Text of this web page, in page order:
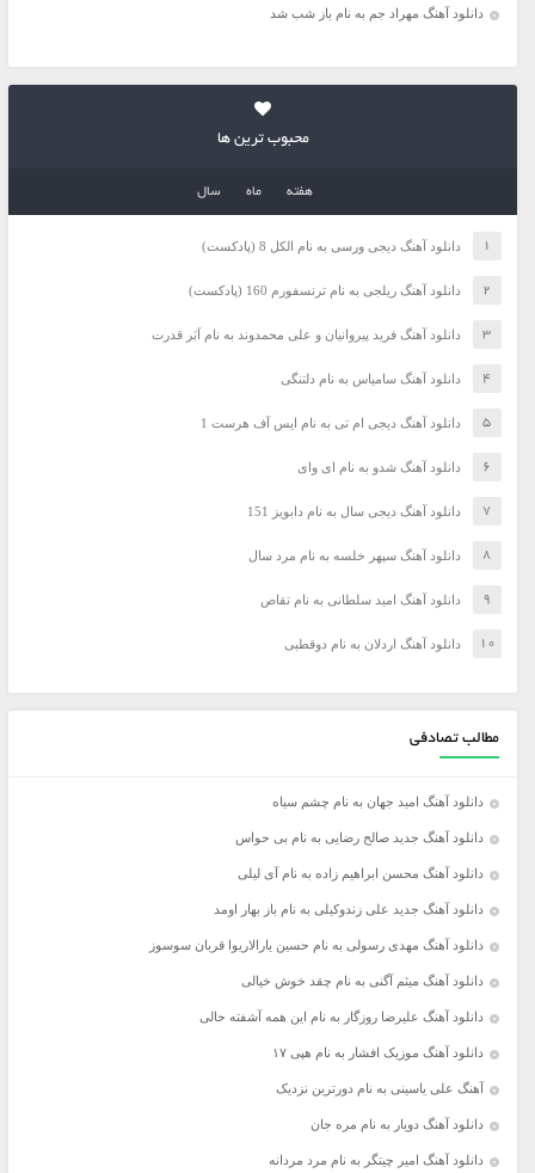
دانلود آهنگ مهراد جم به نام باز شب شد
محبوب ترین ها
هفته ماه سال
دانلود آهنگ دیجی ورسی به نام الکل 8 (پادکست)
دانلود آهنگ ریلجی به نام ترنسفورم 160 (پادکست)
دانلود آهنگ فرید پیروانیان و علی محمدوند به نام اَبَر قدرت
دانلود آهنگ سامیاس به نام دلتنگی
دانلود آهنگ دیجی ام تی به نام ایس آف هرست 1
دانلود آهنگ شدو به نام ای وای
دانلود آهنگ دیجی سال به نام دابویز 151
دانلود آهنگ سپهر خلسه به نام مرد سال
دانلود آهنگ امید سلطانی به نام تقاص
دانلود آهنگ اردلان به نام دوقطبی
مطالب تصادفی
دانلود آهنگ امید جهان به نام چشم سیاه
دانلود آهنگ جدید صالح رضایی به نام بی حواس
دانلود آهنگ محسن ابراهیم زاده به نام آی لیلی
دانلود آهنگ جدید علی زندوکیلی به نام باز بهار اومد
دانلود آهنگ مهدی رسولی به نام حسین یارالاریوا قربان سوسوز
دانلود آهنگ میثم آگنی به نام چقد خوش خیالی
دانلود آهنگ علیرضا روزگار به نام این همه آشفته حالی
دانلود آهنگ موزیک افشار به نام هپی ۱۷
آهنگ علی یاسینی به نام دورترین نزدیک
دانلود آهنگ دویار به نام مره جان
دانلود آهنگ امیر چیتگر به نام مرد مردانه